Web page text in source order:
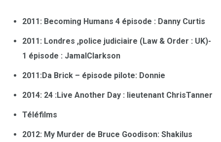
2011: Becoming Humans 4 épisode : Danny Curtis
2011: Londres ,police judiciaire (Law & Order : UK)-
1 épisode : JamalClarkson
2011:Da Brick – épisode pilote: Donnie
2014: 24 :Live Another Day : lieutenant ChrisTanner
Téléfilms
2012: My Murder de Bruce Goodison: Shakilus